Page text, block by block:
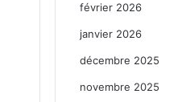
février 2026
janvier 2026
décembre 2025
novembre 2025